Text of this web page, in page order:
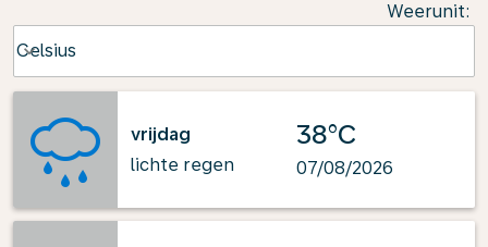
Weerunit:
Celsius
keyboard_arrow_down
vrijdag
lichte regen
38°C
07/08/2026